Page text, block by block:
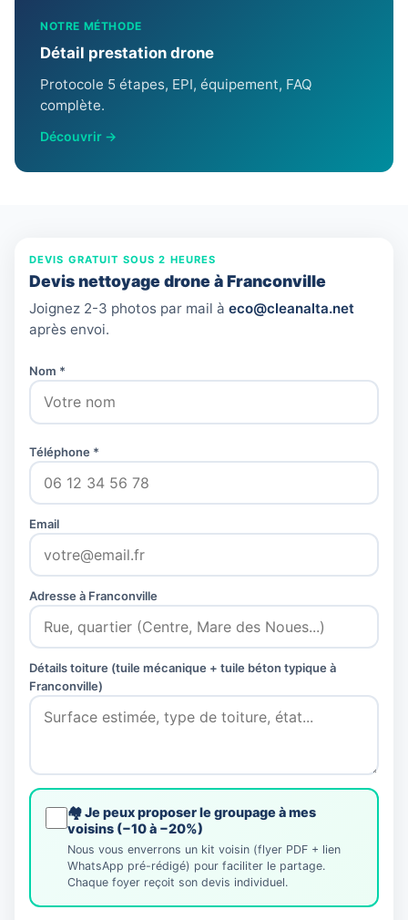
NOTRE MÉTHODE
Détail prestation drone
Protocole 5 étapes, EPI, équipement, FAQ
complète.
Découvrir →
DEVIS GRATUIT SOUS 2 HEURES
Devis nettoyage drone à Franconville
Joignez 2-3 photos par mail à eco@cleanalta.net
après envoi.
Nom *
Téléphone *
Email
Adresse à Franconville
Détails toiture (tuile mécanique + tuile béton typique à
Franconville)
🏘️ Je peux proposer le groupage à mes
voisins (−10 à −20%)
Nous vous enverrons un kit voisin (flyer PDF + lien
WhatsApp pré-rédigé) pour faciliter le partage.
Chaque foyer reçoit son devis individuel.